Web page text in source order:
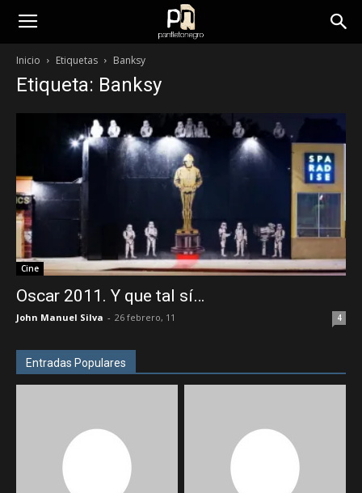
panfletonegro
Inicio Etiquetas Banksy
Etiqueta: Banksy
Cine
Oscar 2011. Y que tal sí…
John Manuel Silva - 26 febrero, 11 4
Entradas Populares